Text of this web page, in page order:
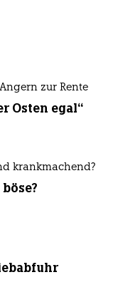
zur Rente
Osten egal“
krankmachend?